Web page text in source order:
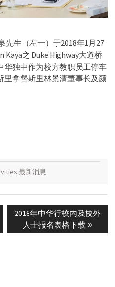
先生（左一）于2018年1月27
之 Duke Highway大道桥
华独中作为校方教职员工停车
里拿督斯里林景清董事长及颜
最新消息
Next
post:
2018年中华行校内及校外
人士报名表格下载